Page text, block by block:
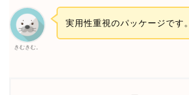
きむきむ。
実用性重視のパッケージです。